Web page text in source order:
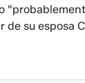
de su esposa